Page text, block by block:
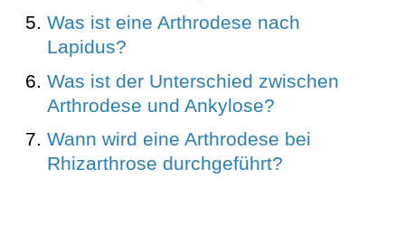
Was ist eine Arthrodese nach
Lapidus?
Was ist der Unterschied zwischen
Arthrodese und Ankylose?
Wann wird eine Arthrodese bei
Rhizarthrose durchgeführt?